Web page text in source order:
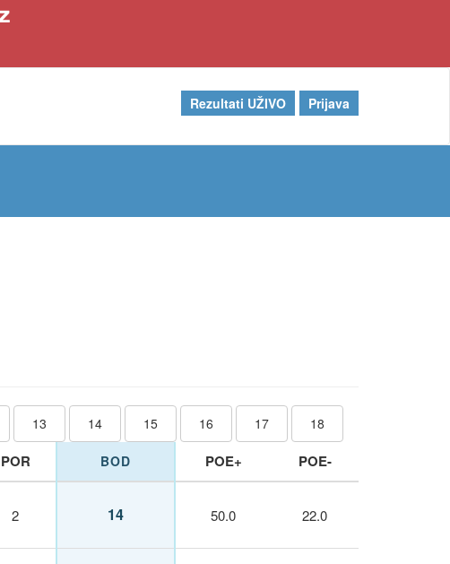
Rezultati UŽIVO Prijava
13 14 15 16 17 18
POR BOD POE+ POE-
2 14 50.0 22.0